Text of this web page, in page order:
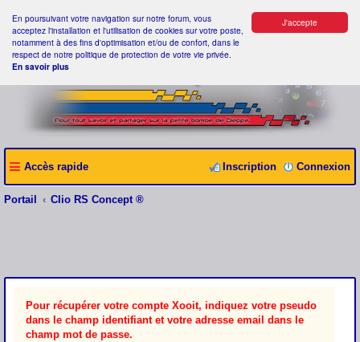
J'accepte
En poursuivant votre navigation sur notre forum, vous
acceptez l'installation et l'utilisation de cookies sur votre poste,
notamment à des fins d'optimisation et/ou de confort, dans le
respect de notre politique de protection de votre vie privée.
En savoir plus
Accès rapide Connexion
Inscription
Portail Clio RS Concept ®
Pour récupérer votre compte Xooit, indiquez votre pseudo
dans le champ identifiant et votre adresse email dans le
champ mot de passe.